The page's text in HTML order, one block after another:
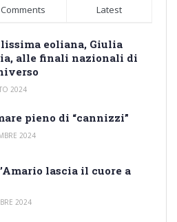
Comments Latest
eoliana, Giulia
alle finali nazionali di
2024
pieno di “cannizzi”
2024
lascia il cuore a
2024